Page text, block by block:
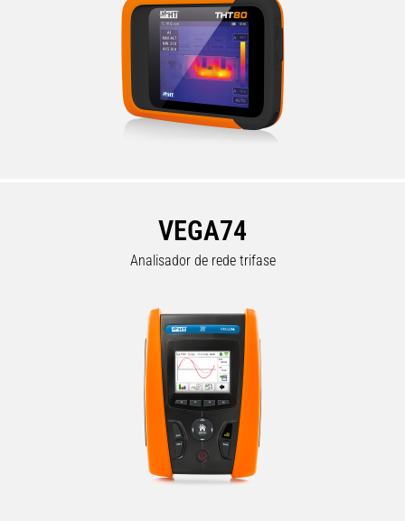
VEGA74
Analisador de rede trifase